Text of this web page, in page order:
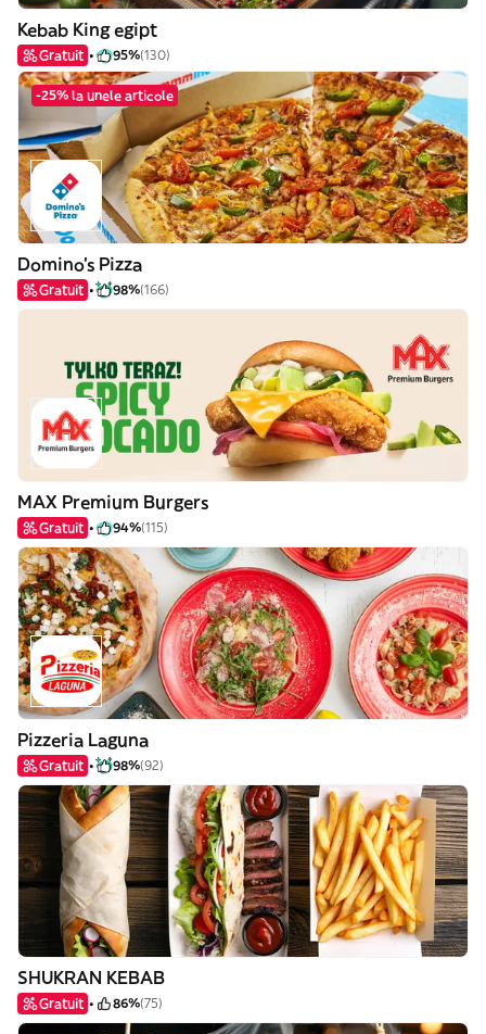
Kebab King egipt
Gratuit 95%(130)
-25% la unele articole
Domino's Pizza
Gratuit 98%(166)
MAX Premium Burgers
Gratuit 94%(115)
Pizzeria Laguna
Gratuit 98%(92)
SHUKRAN KEBAB
Gratuit 86%(75)